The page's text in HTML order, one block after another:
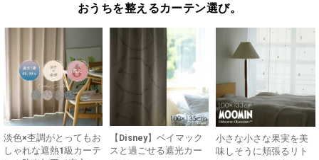
おうちを整えるカーテン選び。
淡色×杢調がとってもお
しゃれな遮熱1級カーテ
【Disney】ベイマック
スと過ごせる遮光カー
小さな小さな果実を美
味しそうに頬張るリト